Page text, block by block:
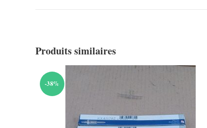
Produits similaires
-38%